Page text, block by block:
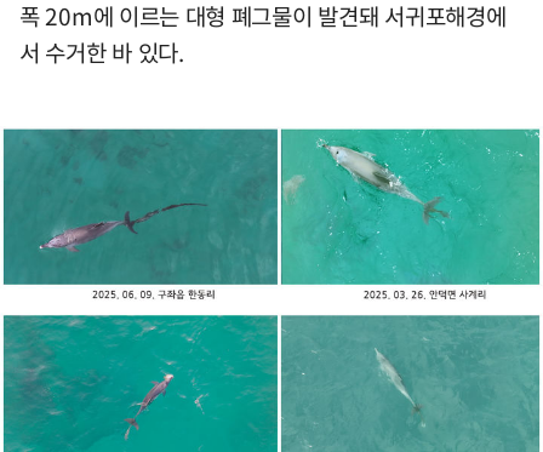
폭 20m에 이르는 대형 폐그물이 발견돼 서귀포해경에
서 수거한 바 있다.